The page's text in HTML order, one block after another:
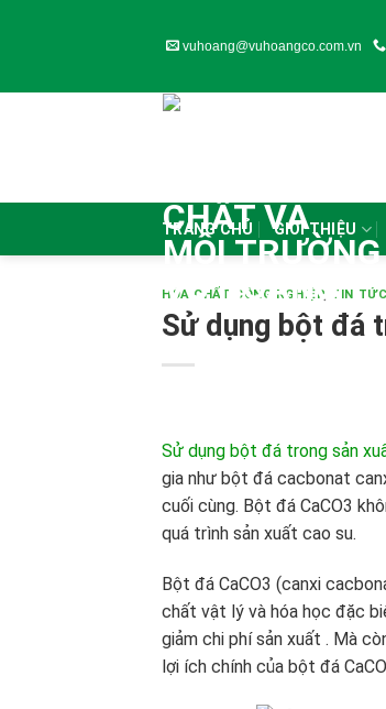
vuhoang@vuhoangco.com.vn
TRANG CHỦ GIỚI THIỆU
HÓA CHẤT CÔNG NGHIỆP, TIN TỨC
Sử dụng bột đá
Sử dụng bột đá trong sản
gia như bột đá cacbonat
cuối cùng. Bột đá CaCO3
quá trình sản xuất cao su.
Bột đá CaCO3 (canxi
chất vật lý và hóa học đặc
giảm chi phí sản xuất . Mà
lợi ích chính của bột đá